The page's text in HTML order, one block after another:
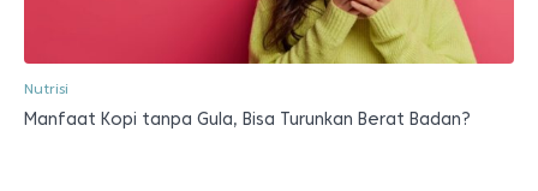
Nutrisi
Manfaat Kopi tanpa Gula, Bisa Turunkan Berat Badan?